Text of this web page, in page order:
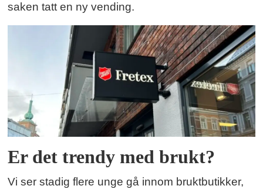
saken tatt en ny vending.
Er det trendy med brukt?
Vi ser stadig flere unge gå innom bruktbutikker,